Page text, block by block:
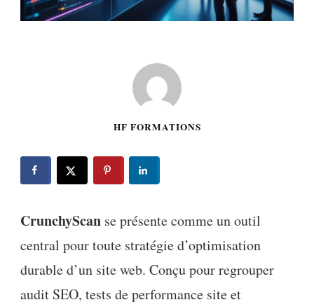
HF FORMATIONS
CrunchyScan se présente comme un outil
central pour toute stratégie d’optimisation
durable d’un site web. Conçu pour regrouper
audit SEO, tests de performance site et